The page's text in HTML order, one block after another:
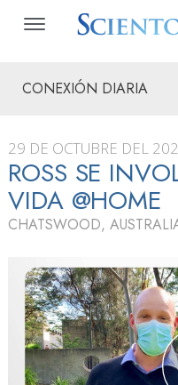
CONEXIÓN DIARIA
29 DE OCTUBRE DEL
ROSS SE
VIDA @HOME
CHATSWOOD,